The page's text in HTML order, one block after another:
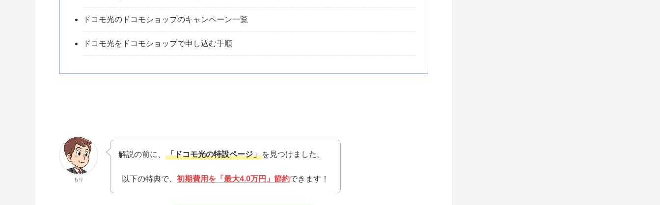
ドコモ光のドコモショップのキャンペーン一覧
ドコモ光をドコモショップで申し込む手順
もり
解説の前に、 「ドコモ光の特設ページ」 を見つけました。
以下の特典で、 初期費用を「最大4.0万円」節約できます！